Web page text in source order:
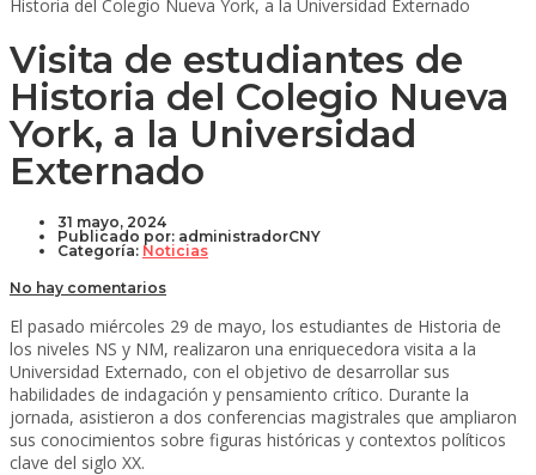
Historia del Colegio Nueva York, a la Universidad Externado
Visita de estudiantes de
Historia del Colegio Nueva
York, a la Universidad
Externado
31 mayo, 2024
Publicado por: administradorCNY
Categoría: Noticias
No hay comentarios
El pasado miércoles 29 de mayo, los estudiantes de Historia de
los niveles NS y NM, realizaron una enriquecedora visita a la
Universidad Externado, con el objetivo de desarrollar sus
habilidades de indagación y pensamiento crítico. Durante la
jornada, asistieron a dos conferencias magistrales que ampliaron
sus conocimientos sobre figuras históricas y contextos políticos
clave del siglo XX.